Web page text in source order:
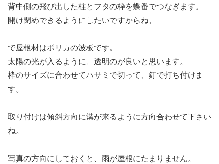
背中側の飛び出した柱とフタの枠を蝶番でつなぎます。
開け閉めできるようにしたいですからね。
で屋根材はポリカの波板です。
太陽の光が入るように、透明のが良いと思います。
枠のサイズに合わせてハサミで切って、釘で打ち付けま
す。
取り付けは傾斜方向に溝が来るように方向合わせて下さい
ね。
写真の方向にしておくと、雨が屋根にたまりません。